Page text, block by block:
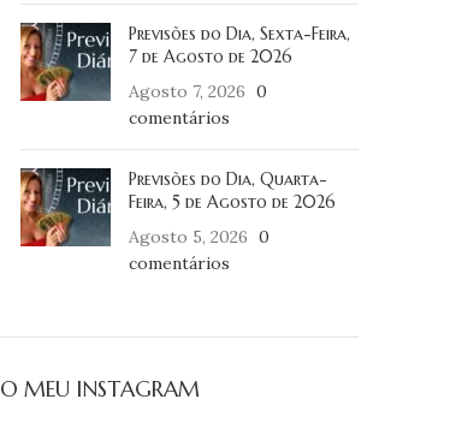
Previsões do Dia, Sexta-Feira,
7 de Agosto de 2026
Agosto 7, 2026 0
comentários
Previsões do Dia, Quarta-
Feira, 5 de Agosto de 2026
Agosto 5, 2026 0
comentários
O MEU INSTAGRAM